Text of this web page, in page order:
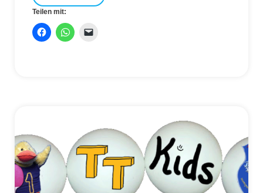
Teilen mit: